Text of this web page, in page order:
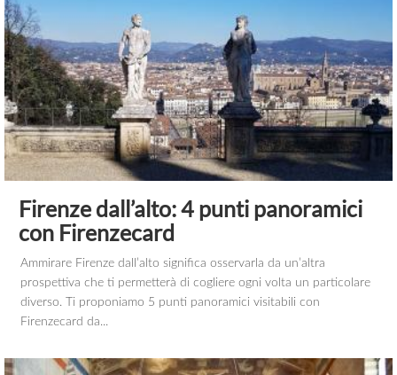
Firenze dall’alto: 4 punti panoramici
con Firenzecard
Ammirare Firenze dall’alto significa osservarla da un’altra
prospettiva che ti permetterà di cogliere ogni volta un particolare
diverso. Ti proponiamo 5 punti panoramici visitabili con
Firenzecard da...